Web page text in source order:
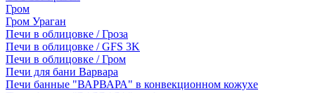
Гром
Гром Ураган
Печи в облицовке / Гроза
Печи в облицовке / GFS 3K
Печи в облицовке / Гром
Печи для бани Варвара
Печи банные "ВАРВАРА" в конвекционном кожухе